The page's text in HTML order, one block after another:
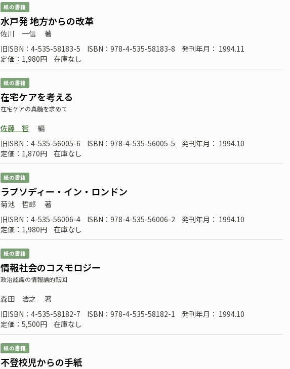
紙の書籍
水戸発 地方からの改革
佐川 一信
著
旧ISBN：4-535-58183-5
ISBN：978-4-535-58183-8
発刊年月： 1994.11
定価：1,980円
在庫なし
紙の書籍
在宅ケアを考える
在宅ケアの真髄を求めて
佐藤 智
編
旧ISBN：4-535-56005-6
ISBN：978-4-535-56005-5
発刊年月： 1994.10
定価：1,870円
在庫なし
紙の書籍
ラプソディー・イン・ロンドン
菊池 哲郎
著
旧ISBN：4-535-56006-4
ISBN：978-4-535-56006-2
発刊年月： 1994.10
定価：1,980円
在庫なし
紙の書籍
情報社会のコスモロジー
政治認識の情報論的転回
森田 浩之
著
旧ISBN：4-535-58182-7
ISBN：978-4-535-58182-1
発刊年月： 1994.10
定価：5,500円
在庫なし
紙の書籍
不登校児からの手紙